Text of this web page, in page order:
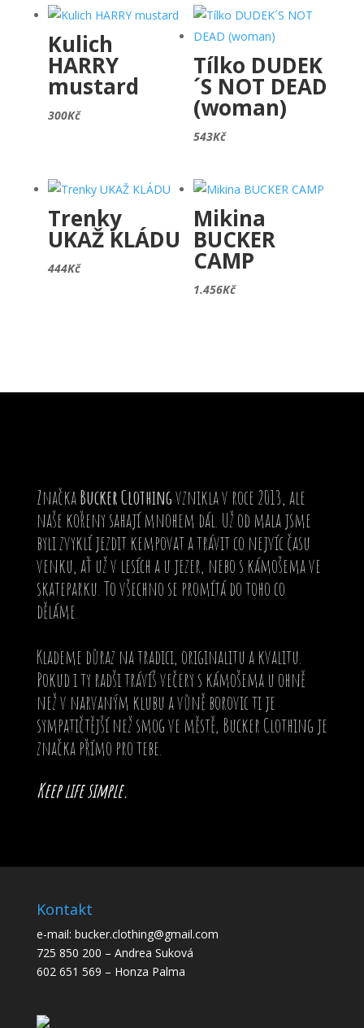
Kulich
HARRY
mustard
300Kč
Tílko DUDEK
´S NOT DEAD
(woman)
543Kč
Trenky
UKAŽ KLÁDU
444Kč
Mikina
BUCKER
CAMP
1.456Kč
ZnačkaBucker Clothingvznikla v roce 2013, ale
naše kořeny sahají mnohem dál. Už od mala jsme
byli zvyklí jezdit kempovat a trávit co nejvíc času
venku, ať už v lesích a u jezer, nebo s kámošema ve
skateparku. To všechno se promítá do toho co
děláme.
Klademe důraz na tradici, originalitu a kvalitu.
Pokud i ty radši trávíš večery s kámošema u ohně
než v narvaným klubu a vůně borovic ti je
sympatičtější než smog ve městě, Bucker Clothing je
značka přímo pro tebe.
Keep life simple.
Kontakt
e-mail: bucker.clothing@gmail.com
725 850 200 – Andrea Suková
602 651 569 – Honza Palma